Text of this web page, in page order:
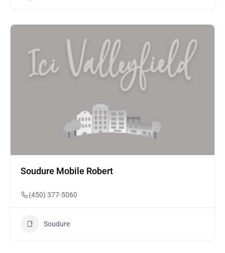
Soudure Mobile Robert
(450) 377-5060
Soudure